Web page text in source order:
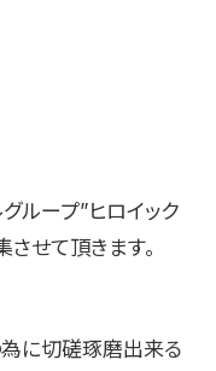
ループ”ヒロイック
せて頂きます。
に切磋琢磨出来る